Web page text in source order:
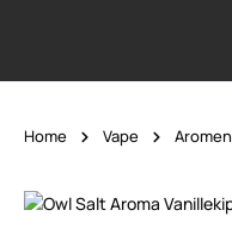
Home Vape Aromen
Bildergalerie überspringen